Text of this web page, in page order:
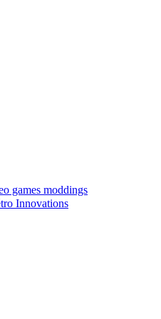
games moddings
Innovations